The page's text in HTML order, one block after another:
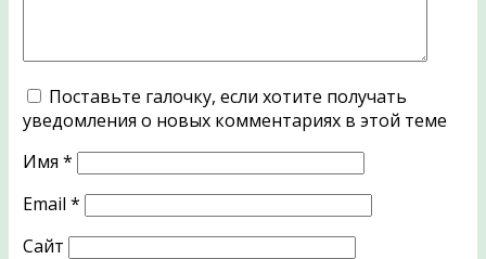
Поставьте галочку, если хотите получать
уведомления о новых комментариях в этой теме
Имя *
Email *
Сайт